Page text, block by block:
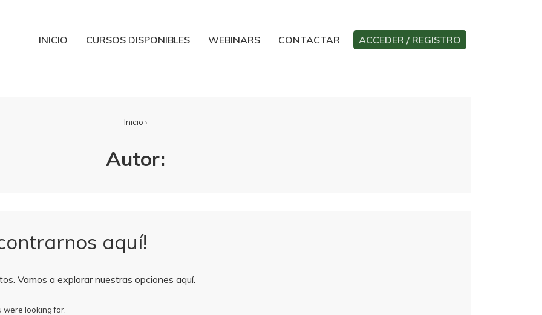
INICIO CURSOS DISPONIBLES WEBINARS CONTACTAR ACCEDER / REGISTRO
Inicio ›
Autor:
aquí!
Vamos a explorar nuestras opciones aquí.
were looking for.